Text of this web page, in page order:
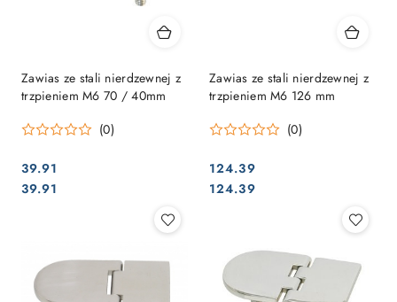
Zawias ze stali nierdzewnej z
trzpieniem M6 70 / 40mm
(0)
Cena:
39.91
Cena:
39.91
Zawias ze stali nierdzewnej z
trzpieniem M6 126 mm
(0)
Cena:
124.39
Cena:
124.39